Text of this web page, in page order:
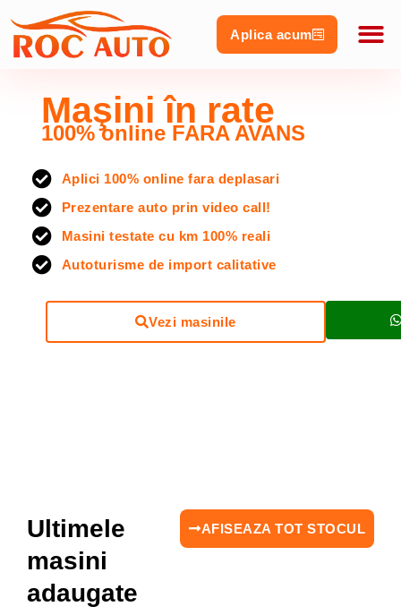
Aplica acum
Maşini în rate
100% online FARA AVANS
Aplici 100% online fara deplasari
Prezentare auto prin video call!
Masini testate cu km 100% reali
Autoturisme de import calitative
Vezi masinile
Ultimele
masini
adaugate
AFISEAZA TOT STOCUL